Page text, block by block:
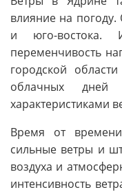
влияние на
и юго-востока.
переменчивость
городской
облачных
характеристиками
Время от
сильные ветры и
воздуха и
интенсивность